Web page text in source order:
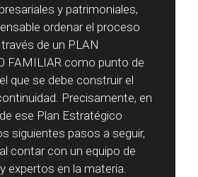
y patrimoniales,
ordenar el proceso
de un PLAN
FAMILIAR como punto de
que se debe construir el
Precisamente, en
ese Plan Estratégico
siguientes pasos a seguir,
contar con un equipo de
expertos en la materia.